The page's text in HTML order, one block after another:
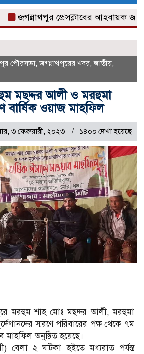
জগন্নাথপুর প্রেসক্লাবের আহবায়ক
পৌরসভা,জগন্নাথপুরের খবর,জাতীয়,
মছদ্দর আলী ও মরহুমা
বার্ষিক ওয়াজ মাহফিল
৩ ফেব্রুয়ারী, ২০২৩ ১৪০০ দেখা হয়েছে
মরহুম শাহ মোঃ মছদ্দর আলী, মরহুমা
স্মরণে পরিবারের পক্ষ থেকে ৭ম
মাহফিল অনুষ্ঠিত হয়েছে।
বেলা ২ ঘটিকা হইতে মধ্যরাত পর্যন্ত